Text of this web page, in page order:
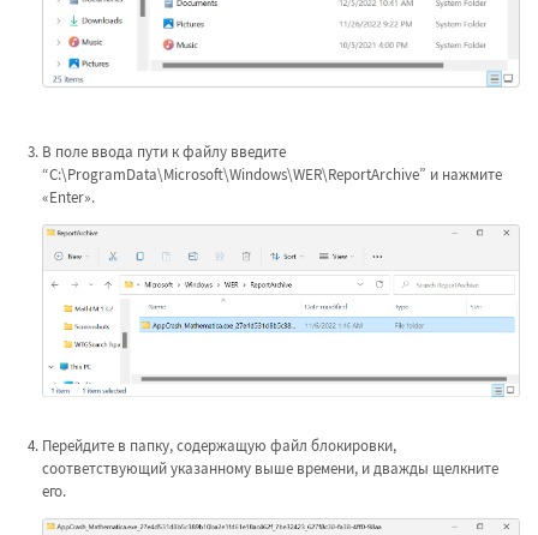
В поле ввода пути к файлу введите
“C:\ProgramData\Microsoft\Windows\WER\ReportArchive” и нажмите
«Enter».
Перейдите в папку, содержащую файл блокировки,
соответствующий указанному выше времени, и дважды щелкните
его.